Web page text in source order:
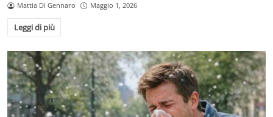
Mattia Di Gennaro Maggio 1, 2026
Leggi di più